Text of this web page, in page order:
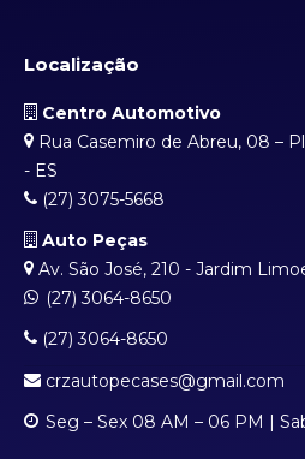
Localização
Centro Automotivo
Rua Casemiro de Abreu, 08 –
- ES
(27) 3075-5668
Auto Peças
Av. São José, 210 - Jardim
(27) 3064-8650
(27) 3064-8650
crzautopecases@gmail.com
Seg – Sex 08 AM – 06 PM |